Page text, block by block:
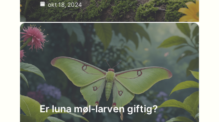
okt 18, 2024
Er luna møl-larven giftig?